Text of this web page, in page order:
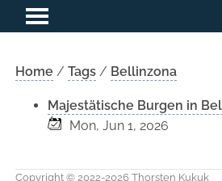
Home / Tags/ Bellinzona
Majestätische Burgen in
Mon, Jun 1, 2026
Copyright © 2022-2026 Thorsten Kukuk